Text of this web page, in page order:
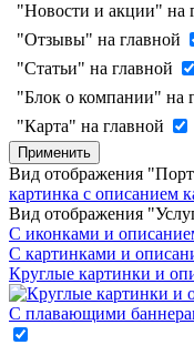
"Новости и акции" на
"Отзывы" на главной
"Статьи" на главной
"Блок о компании" на
"Карта" на главной
Применить
Вид отображения
картинка с описанием
Вид отображения
С иконками и
С картинками и
Круглые картинки и
С плавающими